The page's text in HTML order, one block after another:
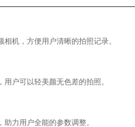
机，方便用户清晰的拍照记录。
户可以轻美颜无色差的拍照。
力用户全能的参数调整。